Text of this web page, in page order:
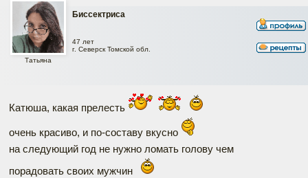
Биссектриса
Татьяна
47 лет
г. Северск Томской обл.
Катюша, какая прелесть
очень красиво, и по-составу вкусно
на следующий год не нужно ломать голову чем
порадовать своих мужчин